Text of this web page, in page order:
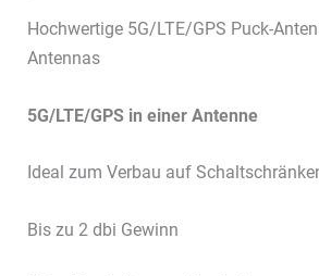
Hochwertige 5G/LTE/GPS Puck-
Antennas
5G/LTE/GPS in einer Antenne
Ideal zum Verbau auf
Bis zu 2 dbi Gewinn